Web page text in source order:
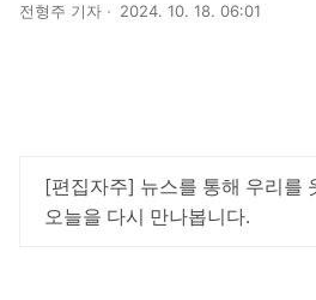
전형주 기자 2024. 10. 18. 06:01
[편집자주] 뉴스를 통해 우리를
오늘을 다시 만나봅니다.